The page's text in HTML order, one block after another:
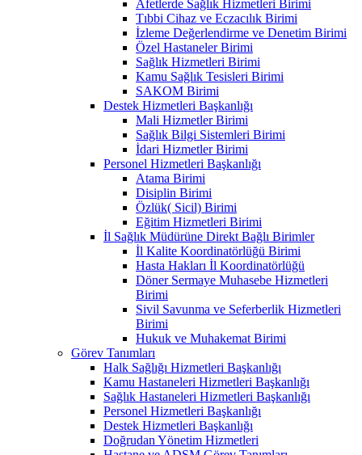
Afetlerde Sağlık Hizmetleri Birimi
Tıbbi Cihaz ve Eczacılık Birimi
İzleme Değerlendirme ve Denetim Birimi
Özel Hastaneler Birimi
Sağlık Hizmetleri Birimi
Kamu Sağlık Tesisleri Birimi
SAKOM Birimi
Destek Hizmetleri Başkanlığı
Mali Hizmetler Birimi
Sağlık Bilgi Sistemleri Birimi
İdari Hizmetler Birimi
Personel Hizmetleri Başkanlığı
Atama Birimi
Disiplin Birimi
Özlük( Sicil) Birimi
Eğitim Hizmetleri Birimi
İl Sağlık Müdürüne Direkt Bağlı Birimler
İl Kalite Koordinatörlüğü Birimi
Hasta Hakları İl Koordinatörlüğü
Döner Sermaye Muhasebe Hizmetleri
Birimi
Sivil Savunma ve Seferberlik Hizmetleri
Birimi
Hukuk ve Muhakemat Birimi
Görev Tanımları
Halk Sağlığı Hizmetleri Başkanlığı
Kamu Hastaneleri Hizmetleri Başkanlığı
Sağlık Hastaneleri Hizmetleri Başkanlığı
Personel Hizmetleri Başkanlığı
Destek Hizmetleri Başkanlığı
Doğrudan Yönetim Hizmetleri